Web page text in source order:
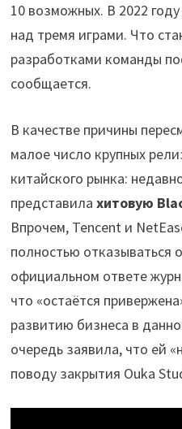
10 возможных. В 2022
над тремя играми. Что
разработками команды
сообщается.
В качестве причины
малое число крупных
китайского рынка:
представила хитовую
Впрочем, Tencent и
полностью отказываться
официальном ответе
что «остаётся
развитию бизнеса в
очередь заявила, что ей
поводу закрытия Ouka